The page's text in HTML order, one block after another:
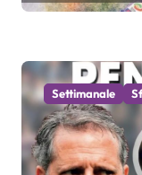
i
c
o
Settimanale